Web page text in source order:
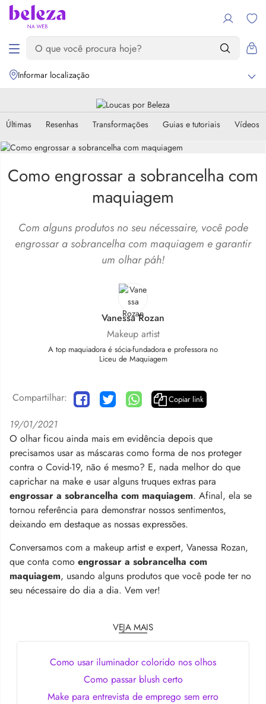
Informar localização
Últimas Resenhas Transformações Guias e tutoriais Vídeos
Como engrossar a sobrancelha com
maquiagem
Com alguns produtos no seu nécessaire, você pode
engrossar a sobrancelha com maquiagem e garantir
um olhar páh!
Vanessa Rozan
Makeup artist
A top maquiadora é sócia-fundadora e professora no
Liceu de Maquiagem
Compartilhar: Copiar link
19/01/2021
O olhar ficou ainda mais em evidência depois que
precisamos usar as máscaras como forma de nos proteger
contra o Covid-19, não é mesmo? E, nada melhor do que
caprichar na make e usar alguns truques extras para
engrossar a sobrancelha com maquiagem. Afinal, ela se
tornou referência para demonstrar nossos sentimentos,
deixando em destaque as nossas expressões.
Conversamos com a makeup artist e expert, Vanessa Rozan,
que conta como engrossar a sobrancelha com
maquiagem, usando alguns produtos que você pode ter no
seu nécessaire do dia a dia. Vem ver!
VEJA MAIS
Como usar iluminador colorido nos olhos
Como passar blush certo
Make para entrevista de emprego sem erro